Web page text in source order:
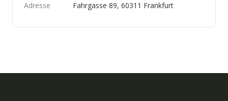
Adresse Fahrgasse 89, 60311 Frankfurt